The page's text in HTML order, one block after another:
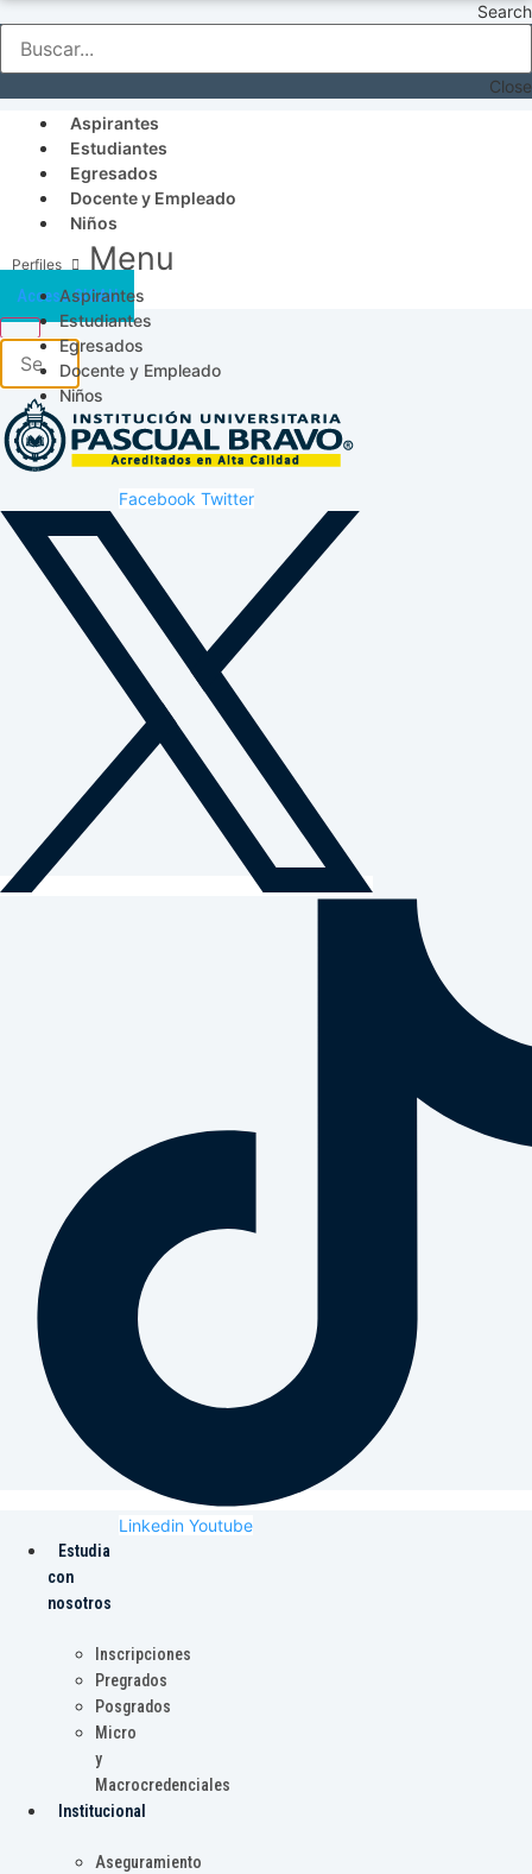
Search
Close
Aspirantes
Estudiantes
Egresados
Docente y Empleado
Niños
Menu
Aspirantes
Estudiantes
Egresados
Docente y Empleado
Niños
Acceso SICAU
Facebook Twitter
Linkedin Youtube
Estudia
con
nosotros
Inscripciones
Pregrados
Posgrados
Micro
y
Macrocredenciales
Institucional
Aseguramiento